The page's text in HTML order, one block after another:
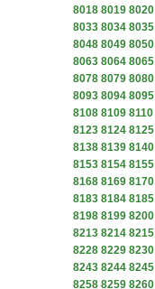
8018 8019 8020
8033 8034 8035
8048 8049 8050
8063 8064 8065
8078 8079 8080
8093 8094 8095
8108 8109 8110
8123 8124 8125
8138 8139 8140
8153 8154 8155
8168 8169 8170
8183 8184 8185
8198 8199 8200
8213 8214 8215
8228 8229 8230
8243 8244 8245
8258 8259 8260